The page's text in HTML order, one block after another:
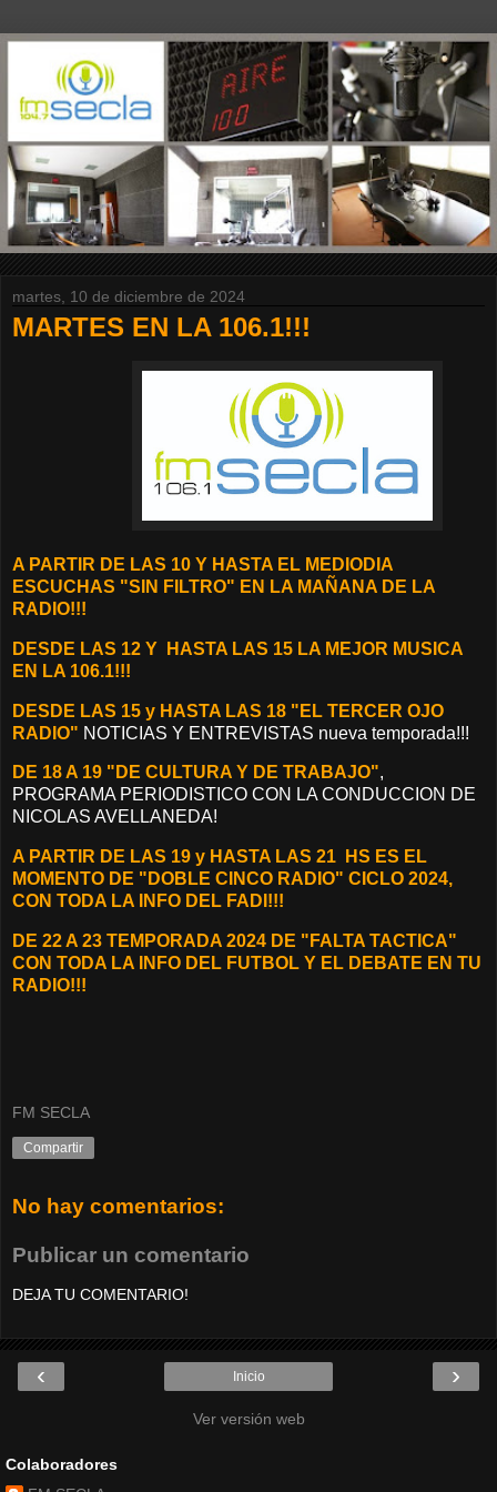
martes, 10 de diciembre de 2024
MARTES EN LA 106.1!!!
A PARTIR DE LAS 10 Y HASTA EL MEDIODIA
ESCUCHAS "SIN FILTRO" EN LA MAÑANA DE LA
RADIO!!!
D ESDE LAS 12 Y
HASTA LAS 15 LA MEJOR MUSICA
EN LA 106.1!!!
DESDE LAS 15 y HASTA LAS 18 "EL TERCER OJO
RADIO" NOTICIAS Y ENTREVISTAS nueva temporada!!!
DE 18 A 19 "DE CULTURA Y DE TRABAJO",
PROGRAMA PERIODISTICO CON LA CONDUCCION DE
NICOLAS AVELLANEDA!
A PARTIR DE LAS 19 y HASTA LAS 21 HS ES EL
MOMENTO DE "DOBLE CINCO RADIO" CICLO 2024,
CON TODA LA INFO DEL FADI!!!
DE 22 A 23 TEMPORADA 2024 DE "FALTA TACTICA"
CON TODA LA INFO DEL FUTBOL Y EL DEBATE EN TU
RADIO!!!
FM SECLA
Compartir
No hay comentarios:
Publicar un comentario
DEJA TU COMENTARIO!
‹ ›
Inicio
Ver versión web
Colaboradores